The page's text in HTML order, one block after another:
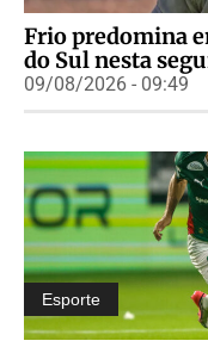
Frio predomina
do Sul nesta
09/08/2026 - 09:49
Esporte